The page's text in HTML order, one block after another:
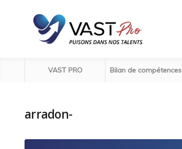
VAST PRO Bilan de compétences
arradon-